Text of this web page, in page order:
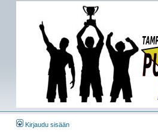
Kirjaudu sisään